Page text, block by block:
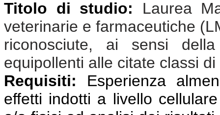
Titolo di studio:
Laurea
veterinarie e farmaceutiche
riconosciute, ai sensi
equipollenti alle citate classi
Requisiti: Esperienza
effetti indotti a livello